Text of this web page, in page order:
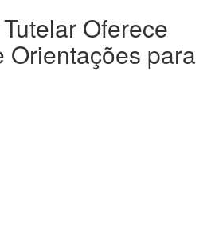
Oferece
Orientações para